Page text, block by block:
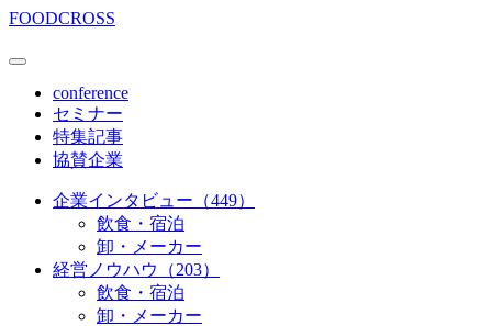
FOODCROSS
conference
セミナー
特集記事
協賛企業
企業インタビュー（449）
飲食・宿泊
卸・メーカー
経営ノウハウ（203）
飲食・宿泊
卸・メーカー